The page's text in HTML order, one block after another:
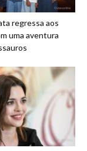
regressa aos
uma aventura